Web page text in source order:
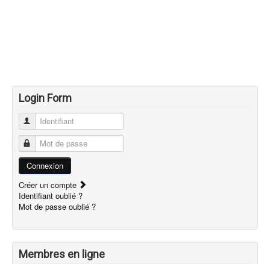
Login Form
Identifiant
Mot de passe
Connexion
Créer un compte
Identifiant oublié ?
Mot de passe oublié ?
Membres en ligne